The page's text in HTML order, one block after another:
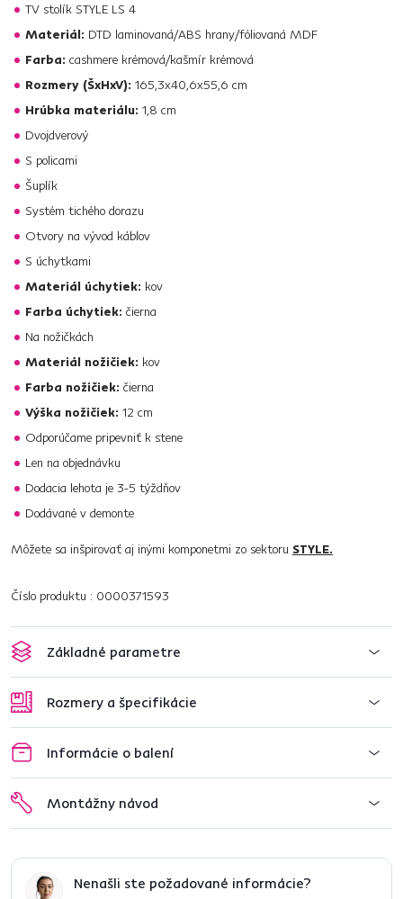
TV stolík STYLE LS 4
Materiál: DTD laminovaná/ABS hrany/fóliovaná MDF
Farba: cashmere krémová/kašmír krémová
Rozmery (ŠxHxV): 165,3x40,6x55,6 cm
Hrúbka materiálu: 1,8 cm
Dvojdverový
S policami
Šuplík
Systém tichého dorazu
Otvory na vývod káblov
S úchytkami
Materiál úchytiek: kov
Farba úchytiek: čierna
Na nožičkách
Materiál nožičiek: kov
Farba nožičiek: čierna
Výška nožičiek: 12 cm
Odporúčame pripevniť k stene
Len na objednávku
Dodacia lehota je 3-5 týždňov
Dodávané v demonte
Môžete sa inšpirovať aj inými komponetmi zo sektoru STYLE.
Číslo produktu : 0000371593
Základné parametre
Rozmery a špecifikácie
Informácie o balení
Montážny návod
Nenašli ste požadované informácie?